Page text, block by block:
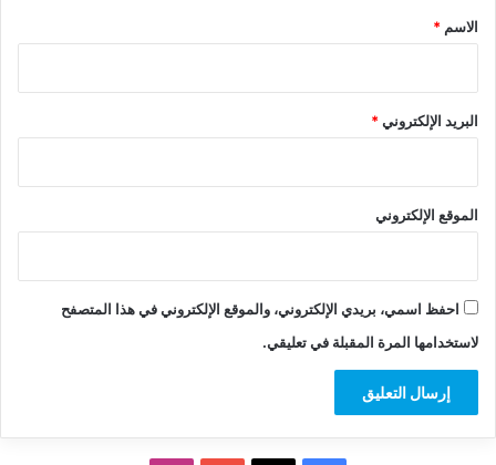
*
الاسم *
البريد الإلكتروني*
الموقع الإلكتروني
احفظ اسمي، بريدي الإلكتروني، والموقع الإلكتروني في هذا المتصفح
لاستخدامها المرة المقبلة في تعليقي.